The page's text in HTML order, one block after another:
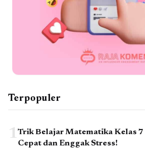
Terpopuler
1Trik Belajar Matematika Kelas
Cepat dan Enggak Stress!